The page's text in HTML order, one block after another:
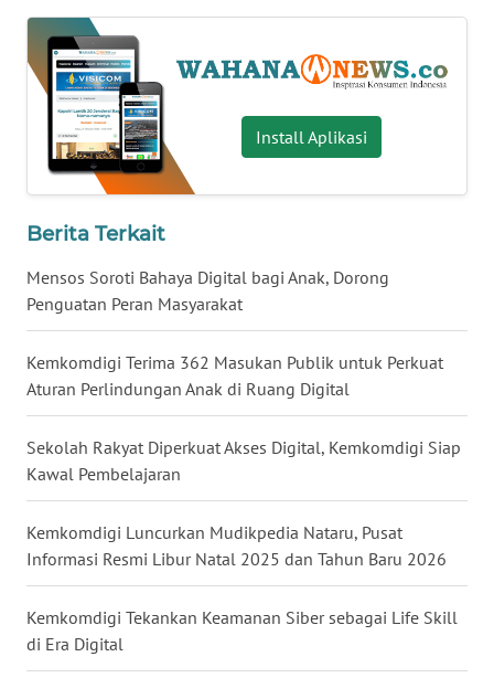
Install Aplikasi
Berita Terkait
Mensos Soroti Bahaya Digital bagi Anak, Dorong
Penguatan Peran Masyarakat
Kemkomdigi Terima 362 Masukan Publik untuk Perkuat
Aturan Perlindungan Anak di Ruang Digital
Sekolah Rakyat Diperkuat Akses Digital, Kemkomdigi Siap
Kawal Pembelajaran
Kemkomdigi Luncurkan Mudikpedia Nataru, Pusat
Informasi Resmi Libur Natal 2025 dan Tahun Baru 2026
Kemkomdigi Tekankan Keamanan Siber sebagai Life Skill
di Era Digital
WN
BABEL
WN
SUMBAR
WN
WN
BENGKULU
WN
LAMPUNG
WN
JATENG
NUSANTARA
JOGJA